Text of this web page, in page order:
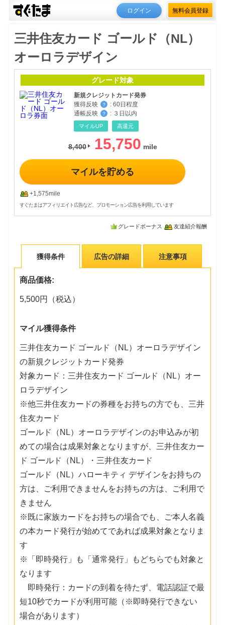
ログイン 無料会員登録
三井住友カード ゴールド（NL）
オーロラデザイン
グレード対象
新規クレジットカード発券
獲得反映
？ : 60日程度
通帳反映
？ : ３日以内
マイルUP 高還元
8,400 15,750
マイルを貯める
+1,575mile
すぐたまはアフィリエイト広告など、プロモーション広告を利用しています
グレードボーナス 友達紹介報酬
獲得条件 広告の詳細 注意事項
商品価格:
5,500円（税込）
マイル獲得条件
三井住友カード ゴールド（NL）オーロラデザイン
の新規クレジットカード発券
対象カード：三井住友カード ゴールド（NL）オー
ロラデザイン
※他三井住友カードの券種をお持ちの方でも、三井
住友カード
ゴールド（NL）オーロラデザインのお申込みが初
めての場合は成果対象となりますが、三井住友カー
ド ゴールド（NL）・三井住友カード
ゴールド（NL）ハローキティ デザインをお持ちの
方は、ご利用できませんをお持ちの方は、ご利用で
きません
※既に家族カードをお持ちの場合でも、ご本人名義
の本カード発行が始めてであれば成果対象となりま
す
※「即時発行」も「通常発行」もどちらでも対象と
なります
即時発行：カードの到着を待たず、電話認証で最
短10秒でカードが利用可能（※即時発行できない
場合があります）